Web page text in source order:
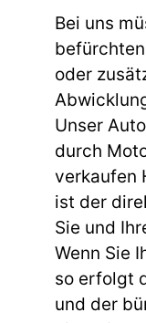
Bei uns
oder
Unser
durch
verkaufen
ist der
Sie und
Wenn Sie
so erfolgt
und der